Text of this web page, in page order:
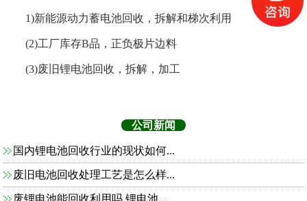
1)新能源动力蓄电池回收，拆解和梯次利用
(2)工厂库存B品，正负极片边料
(3)废旧锂电池回收，拆解，加工
公司新闻
国内锂电池回收行业的现状如何...
废旧电池回收处理工艺是怎么样...